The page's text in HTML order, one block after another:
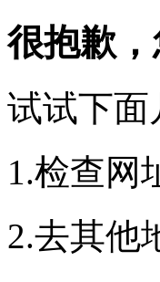
很抱歉
试试下面
1.检查网
2.去其他